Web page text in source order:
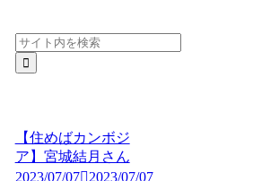
【住めばカンボジ
ア】宮城結月さん
2023/07/07
2023/07/07